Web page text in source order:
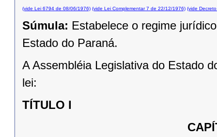
(vide Lei 6794 de 08/06/1976) (vide Lei Complementar 7 de 22/12/1976) (vide
Súmula: Estabelece o regime
Estado do Paraná.
A Assembléia Legislativa do Estado
lei:
TÍTULO I